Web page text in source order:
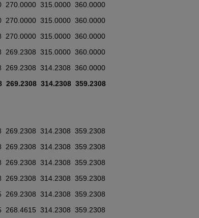
270.0000  315.0000  360.0000
270.0000  315.0000  360.0000
270.0000  315.0000  360.0000
269.2308  315.0000  360.0000
269.2308  314.2308  360.0000
269.2308  314.2308  359.2308
269.2308  314.2308  359.2308
269.2308  314.2308  359.2308
269.2308  314.2308  359.2308
269.2308  314.2308  359.2308
269.2308  314.2308  359.2308
268.4615  314.2308  359.2308